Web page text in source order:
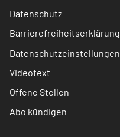
Datenschutz
Barrierefreiheitserklärung
Datenschutzeinstellungen
Videotext
Offene Stellen
Abo kündigen